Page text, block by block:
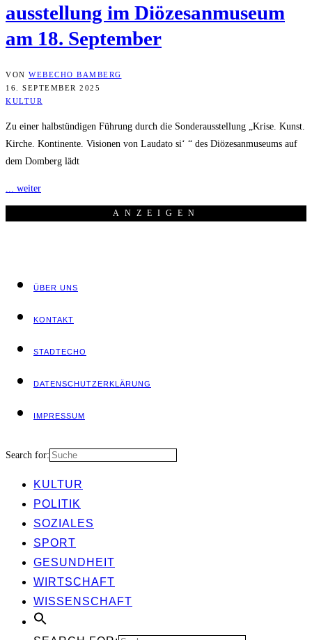
aus­stel­lung im Diö­ze­san­mu­se­um
am 18. September
VON WEBECHO BAMBERG
16. SEPTEMBER 2025
KULTUR
Zu einer halbstündigen Führung durch die Sonderausstellung „Krise. Kunst.
Kirche. Kontinente. Visionen von Laudato si‘ “ des Diözesanmuseums auf
dem Domberg lädt
... weiter
ANZEI­GEN
ÜBER UNS
KON­TAKT
STADT­ECHO
DATEN­SCHUTZ­ER­KLÄ­RUNG
IMPRES­SUM
Search for:
KUL­TUR
POLI­TIK
SOZIA­LES
SPORT
GESUND­HEIT
WIRT­SCHAFT
WIS­SEN­SCHAFT